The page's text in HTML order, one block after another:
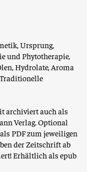
Ursprung,
und Phytotherapie,
Hydrolate, Aroma
archiviert auch als
Verlag. Optional
PDF zum jeweiligen
der Zeitschrift ab
Erhältlich als epub